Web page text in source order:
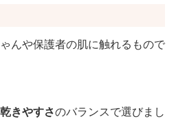
んや保護者の肌に触れるもので
きやすさのバランスで選びまし